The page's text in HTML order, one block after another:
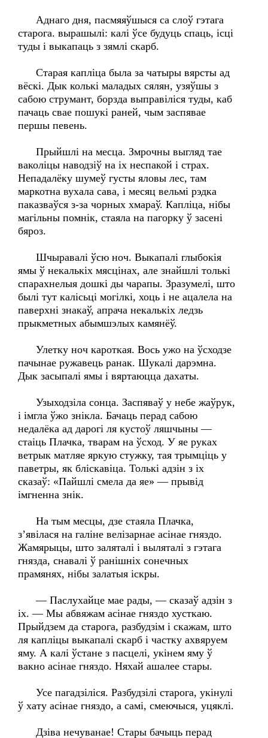
Аднаго дня, пасмяяўшыся са слоў гэтага
старога. вырашылі: калі ўсе будуць спаць, ісці
туды і выкапаць з зямлі скарб.
Старая капліца была за чатыры вярсты ад
вёскі. Дык колькі маладых сялян, узяўшы з
сабою струмант, борзда выправіліся туды, каб
пачаць свае пошукі раней, чым заспявае
першы певень.
Прыйшлі на месца. Змрочны выгляд тае
ваколіцы наводзіў на іх неспакой і страх.
Непадалёку шумеў густы яловы лес, там
маркотна вухала сава, і месяц вельмі рэдка
паказваўся з-за чорных хмараў. Капліца, нібы
магільны помнік, стаяла на пагорку ў засені
бяроз.
Шчыравалі ўсю ноч. Выкапалі глыбокія
ямы ў некалькіх мясцінах, але знайшлі толькі
спарахнелыя дошкі ды чарапы. Зразумелі, што
былі тут калісьці могілкі, хоць і не ацалела на
паверхні знакаў, апрача некалькіх ледзь
прыкметных абымшэлых камянёў.
Улетку ноч кароткая. Вось ужо на ўсходзе
пачынае ружавець ранак. Шукалі дарэмна.
Дык засыпалі ямы і вяртаюцца дахаты.
Узыходзіла сонца. Заспяваў у небе жаўрук,
і імгла ўжо знікла. Бачаць перад сабою
недалёка ад дарогі ля кустоў ляшчыны —
стаіць Плачка, тварам на ўсход. У яе руках
ветрык матляе яркую стужку, тая трымціць у
паветры, як бліскавіца. Толькі адзін з іх
сказаў: «Пайшлі смела да яе» — прывід
імгненна знік.
На тым месцы, дзе стаяла Плачка,
з’явілася на галіне велізарнае асінае гняздо.
Жамярыцы, што заляталі і выляталі з гэтага
гнязда, снавалі ў ранішніх сонечных
прамянях, нібы залатыя іскры.
— Паслухайце мае рады, — сказаў адзін з
іх. — Мы абвяжам асінае гняздо хусткаю.
Прыйдзем да старога, разбудзім і скажам, што
ля капліцы выкапалі скарб і частку ахвяруем
яму. А калі ўстане з пасцелі, укінем яму ў
вакно асінае гняздо. Няхай ашалее стары.
Усе пагадзіліся. Разбудзілі старога, укінулі
ў хату асінае гняздо, а самі, смеючыся, уцяклі.
Дзіва нечуванае! Стары бачыць перад